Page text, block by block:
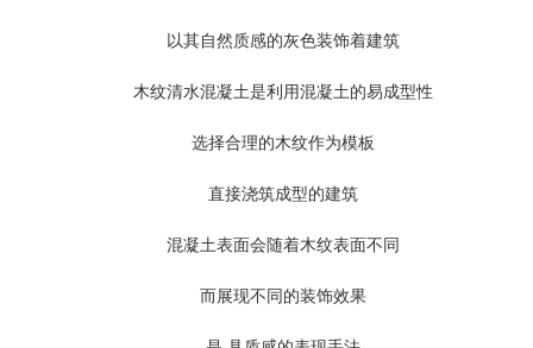
以其自然质感的灰色装饰着建筑
木纹清水混凝土是利用混凝土的易成型性
选择合理的木纹作为模板
直接浇筑成型的建筑
混凝土表面会随着木纹表面不同
而展现不同的装饰效果